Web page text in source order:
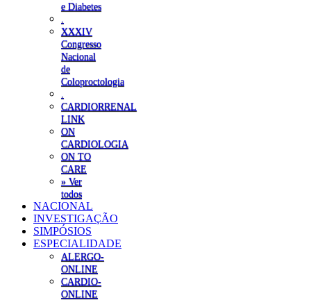
e Diabetes
XXXIV
Congresso
Nacional
de
Coloproctologia
CARDIORRENAL
LINK
ON
CARDIOLOGIA
ON TO
CARE
» Ver
todos
NACIONAL
INVESTIGAÇÃO
SIMPÓSIOS
ESPECIALIDADE
ALERGO-
ONLINE
CARDIO-
ONLINE